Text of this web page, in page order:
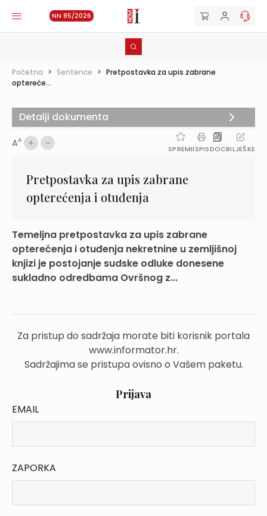
NN 85/2026
Početna > Sentence > Pretpostavka za upis zabrane
optereće...
AA
SPREMIISPISDOCBILJEŠKE
Pretpostavka za upis zabrane
opterećenja i otuđenja
Temeljna pretpostavka za upis zabrane
opterećenja i otuđenja nekretnine u zemljišnoj
knjizi je postojanje sudske odluke donesene
sukladno odredbama Ovršnog z...
Za pristup do sadržaja morate biti korisnik portala
www.informator.hr.
Sadržajima se pristupa ovisno o Vašem paketu.
Prijava
EMAIL
ZAPORKA
Detalji dokumenta